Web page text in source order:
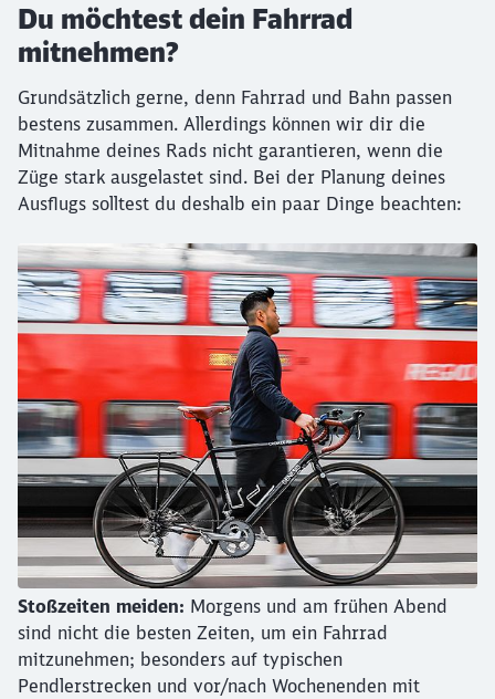
Du möchtest dein Fahrrad
mitnehmen?
Grundsätzlich gerne, denn Fahrrad und Bahn passen
bestens zusammen. Allerdings können wir dir die
Mitnahme deines Rads nicht garantieren, wenn die
Züge stark ausgelastet sind. Bei der Planung deines
Ausflugs solltest du deshalb ein paar Dinge beachten:
Stoßzeiten meiden: Morgens und am frühen Abend
sind nicht die besten Zeiten, um ein Fahrrad
mitzunehmen; besonders auf typischen
Pendlerstrecken und vor/nach Wochenenden mit